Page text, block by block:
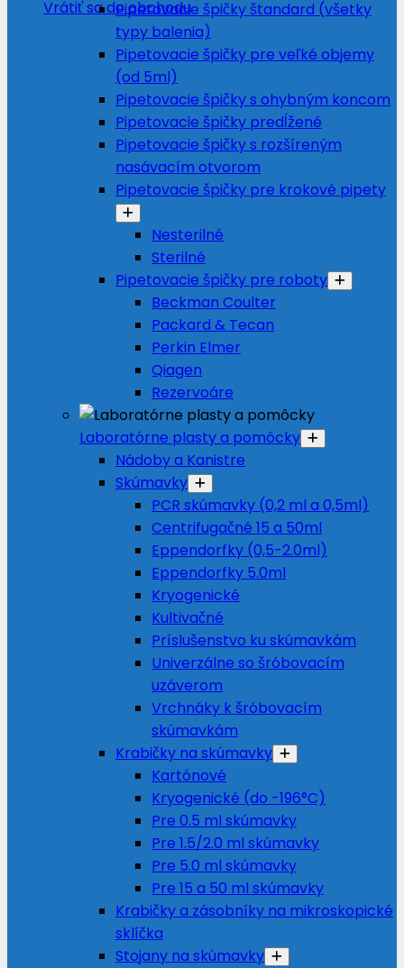
Vrátiť sa do obchoduPipetovacie špičky štandard (všetky
typy balenia)
Pipetovacie špičky pre veľké objemy
(od 5ml)
Pipetovacie špičky s ohybným koncom
Pipetovacie špičky predĺžené
Pipetovacie špičky s rozšíreným
nasávacím otvorom
Pipetovacie špičky pre krokové pipety
Nesterilné
Sterilné
Pipetovacie špičky pre roboty
Beckman Coulter
Packard & Tecan
Perkin Elmer
Qiagen
Rezervoáre
Laboratórne plasty a pomôcky
Nádoby a Kanistre
Skúmavky
PCR skúmavky (0,2 ml a 0,5ml)
Centrifugačné 15 a 50ml
Eppendorfky (0,5-2.0ml)
Eppendorfky 5.0ml
Kryogenické
Kultivačné
Príslušenstvo ku skúmavkám
Univerzálne so šróbovacím
uzáverom
Vrchnáky k šróbovacím
skúmavkám
Krabičky na skúmavky
Kartónové
Kryogenické (do -196°C)
Pre 0.5 ml skúmavky
Pre 1.5/2.0 ml skúmavky
Pre 5.0 ml skúmavky
Pre 15 a 50 ml skúmavky
Krabičky a zásobníky na mikroskopické
sklíčka
Stojany na skúmavky